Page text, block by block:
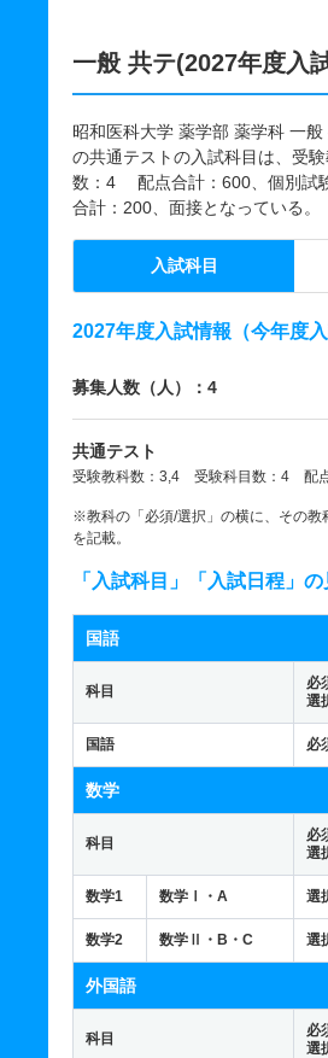
一般 共テ(2027年度入
昭和医科大学 薬学部 薬学科 一
の共通テストの入試科目は、受
数：4 配点合計：600、個別試
合計：200、面接となっている。
入試科目
2027年度入試情報（今年度入
募集人数（人）：4
共通テスト
受験教科数：3,4 受験科目数：4 配
※教科の「必須/選択」の横に、その教
を記載。
「入試科目」「入試日程」
国語
科目
必
選
国語 必
数学
科目
必
選
数学1 数学Ⅰ・A 選
数学2 数学Ⅱ・B・C 選
外国語
科目
必
選